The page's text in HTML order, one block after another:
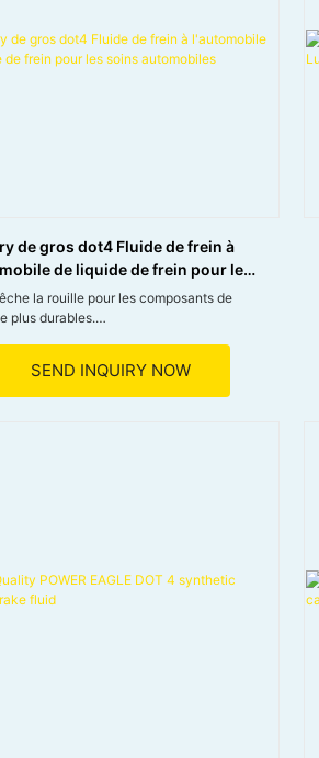
de gros dot4 Fluide de frein à
de liquide de frein pour les
la rouille pour les composants de
plus durables.
à une chaleur extrême sans résistance
SEND INQUIRY NOW